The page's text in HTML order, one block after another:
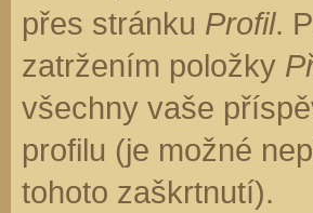
přes stránku Profil.
zatržením položky
všechny vaše
profilu (je možné
tohoto zaškrtnutí).